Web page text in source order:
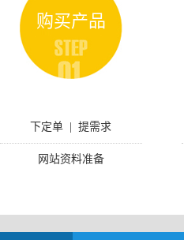
购买产品
下定单 | 提需求
网站资料准备